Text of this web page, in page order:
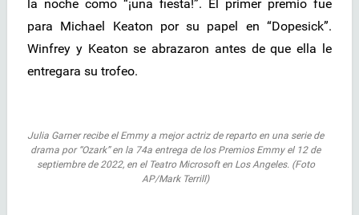
la noche como “¡una fiesta!”. El primer premio fue
para Michael Keaton por su papel en “Dopesick”.
Winfrey y Keaton se abrazaron antes de que ella le
entregara su trofeo.
Julia Garner recibe el Emmy a mejor actriz de reparto en una serie de
drama por “Ozark” en la 74a entrega de los Premios Emmy el 12 de
septiembre de 2022, en el Teatro Microsoft en Los Angeles. (Foto
AP/Mark Terrill)